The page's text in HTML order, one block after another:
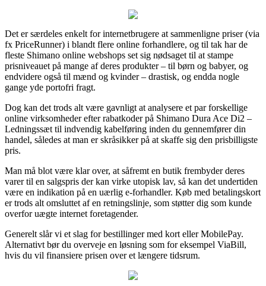
Det er særdeles enkelt for internetbrugere at sammenligne priser (via
fx PriceRunner) i blandt flere online forhandlere, og til tak har de
fleste Shimano online webshops set sig nødsaget til at stampe
prisniveauet på mange af deres produkter – til børn og babyer, og
endvidere også til mænd og kvinder – drastisk, og endda nogle
gange yde portofri fragt.
Dog kan det trods alt være gavnligt at analysere et par forskellige
online virksomheder efter rabatkoder på Shimano Dura Ace Di2 –
Ledningssæt til indvendig kabelføring inden du gennemfører din
handel, således at man er skråsikker på at skaffe sig den prisbilligste
pris.
Man må blot være klar over, at såfremt en butik frembyder deres
varer til en salgspris der kan virke utopisk lav, så kan det undertiden
være en indikation på en uærlig e-forhandler. Køb med betalingskort
er trods alt omsluttet af en retningslinje, som støtter dig som kunde
overfor uægte internet foretagender.
Generelt slår vi et slag for bestillinger med kort eller MobilePay.
Alternativt bør du overveje en løsning som for eksempel ViaBill,
hvis du vil finansiere prisen over et længere tidsrum.